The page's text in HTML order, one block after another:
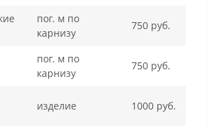
пог. м по
карнизу
750 руб.
пог. м по
карнизу
750 руб.
изделие 1000 руб.